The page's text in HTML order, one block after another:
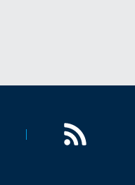
Link
zostanie